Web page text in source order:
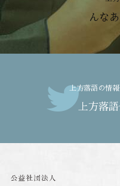
んな
上方落語の情
上方落